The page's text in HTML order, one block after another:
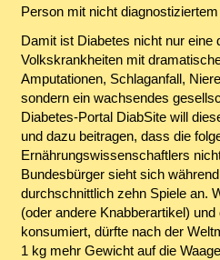
Person mit nicht
Damit ist Diabetes nicht nur eine
Volkskrankheiten mit
Amputationen, Schlaganfall,
sondern ein wachsendes
Diabetes-Portal DiabSite will
und dazu beitragen, dass die
Ernährungswissenschaftlers
Bundesbürger sieht sich
durchschnittlich zehn Spiele an.
(oder andere Knabberartikel)
konsumiert, dürfte nach der
1 kg mehr Gewicht auf die